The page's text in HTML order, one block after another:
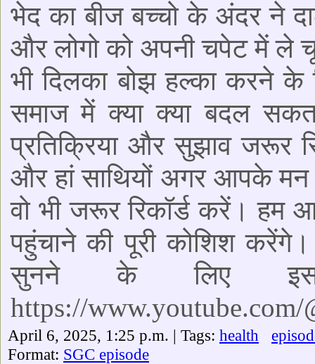
भेद का बीज बच्चो के अंदर ने
और लोगो को अपनी चपेट में ले
भी दिलका बोझ हल्का करने के
समाज में क्या क्या बदल
प्रतिक्रिया और सुझाव जरूर
और हां साथियों अगर आपके
वो भी जरूर रिकॉर्ड करें।
पहुंचाने की पूरी कोशिश
सुनने के लिए
https://www.youtube.com/
April 6, 2025, 1:25 p.m. | Tags: health
Format: SGC episode